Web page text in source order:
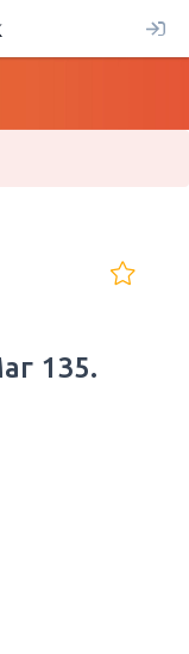
135.